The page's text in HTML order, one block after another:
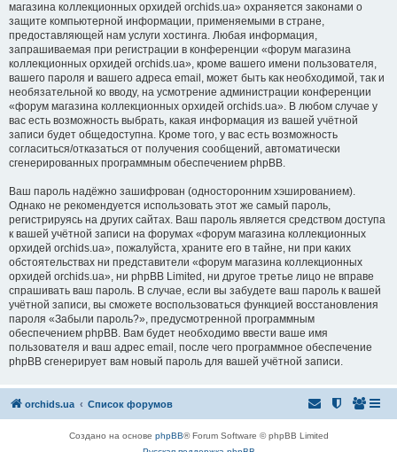
магазина коллекционных орхидей orchids.ua» охраняется законами о
защите компьютерной информации, применяемыми в стране,
предоставляющей нам услуги хостинга. Любая информация,
запрашиваемая при регистрации в конференции «форум магазина
коллекционных орхидей orchids.ua», кроме вашего имени пользователя,
вашего пароля и вашего адреса email, может быть как необходимой, так и
необязательной ко вводу, на усмотрение администрации конференции
«форум магазина коллекционных орхидей orchids.ua». В любом случае у
вас есть возможность выбрать, какая информация из вашей учётной
записи будет общедоступна. Кроме того, у вас есть возможность
согласиться/отказаться от получения сообщений, автоматически
сгенерированных программным обеспечением phpBB.
Ваш пароль надёжно зашифрован (односторонним хэшированием).
Однако не рекомендуется использовать этот же самый пароль,
регистрируясь на других сайтах. Ваш пароль является средством доступа
к вашей учётной записи на форумах «форум магазина коллекционных
орхидей orchids.ua», пожалуйста, храните его в тайне, ни при каких
обстоятельствах ни представители «форум магазина коллекционных
орхидей orchids.ua», ни phpBB Limited, ни другое третье лицо не вправе
спрашивать ваш пароль. В случае, если вы забудете ваш пароль к вашей
учётной записи, вы сможете воспользоваться функцией восстановления
пароля «Забыли пароль?», предусмотренной программным
обеспечением phpBB. Вам будет необходимо ввести ваше имя
пользователя и ваш адрес email, после чего программное обеспечение
phpBB сгенерирует вам новый пароль для вашей учётной записи.
orchids.ua Список форумов
Создано на основе phpBB® Forum Software © phpBB Limited